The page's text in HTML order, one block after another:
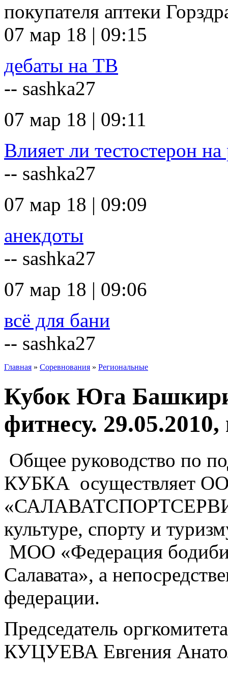
покупателя аптеки
07 мар 18 | 09:15
дебаты на ТВ
-- sashka27
07 мар 18 | 09:11
Влияет ли тестостерон на
-- sashka27
07 мар 18 | 09:09
анекдоты
-- sashka27
07 мар 18 | 09:06
всё для бани
-- sashka27
Главная » Соревнования » Региональные
Кубок Юга
фитнесу. 29.05.2010,
Общее руководство по
КУБКА осуществляет
культуре, спорту и
МОО «Федерация
Салавата», а
федерации.
Председатель
КУЦУЕВА Евгения